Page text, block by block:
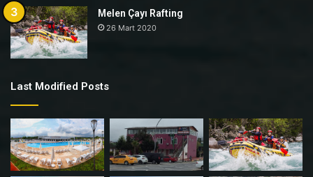
Melen Çayı Rafting
26 Mart 2020
Last Modified Posts